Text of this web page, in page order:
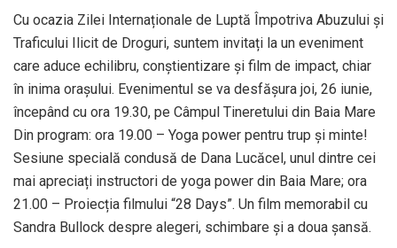
Cu ocazia Zilei Internaționale de Luptă Împotriva Abuzului și
Traficului Ilicit de Droguri, suntem invitați la un eveniment
care aduce echilibru, conștientizare și film de impact, chiar
în inima orașului. Evenimentul se va desfășura joi, 26 iunie,
începând cu ora 19.30, pe Câmpul Tineretului din Baia Mare
Din program: ora 19.00 – Yoga power pentru trup și minte!
Sesiune specială condusă de Dana Lucăcel, unul dintre cei
mai apreciați instructori de yoga power din Baia Mare; ora
21.00 – Proiecția filmului “28 Days”. Un film memorabil cu
Sandra Bullock despre alegeri, schimbare și a doua șansă.